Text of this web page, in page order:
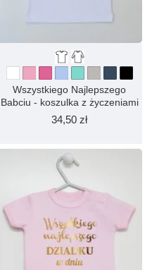
Wszystkiego Najlepszego
Babciu - koszulka z życzeniami
34,50 zł